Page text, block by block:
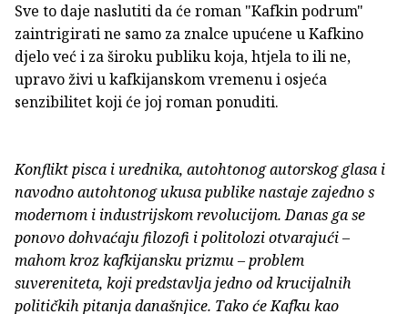
Sve to daje naslutiti da će roman "Kafkin podrum"
zaintrigirati ne samo za znalce upućene u Kafkino
djelo već i za široku publiku koja, htjela to ili ne,
upravo živi u kafkijanskom vremenu i osjeća
senzibilitet koji će joj roman ponuditi.
Konflikt pisca i urednika, autohtonog autorskog glasa i
navodno autohtonog ukusa publike nastaje zajedno s
modernom i industrijskom revolucijom. Danas ga se
ponovo dohvaćaju filozofi i politolozi otvarajući –
mahom kroz kafkijansku prizmu – problem
suvereniteta, koji predstavlja jedno od krucijalnih
političkih pitanja današnjice. Tako će Kafku kao